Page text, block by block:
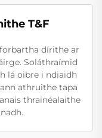
T&F
dírithe ar
Soláthraímid
lá oibre i ndiaidh
athruithe tapa
thrainéalaithe